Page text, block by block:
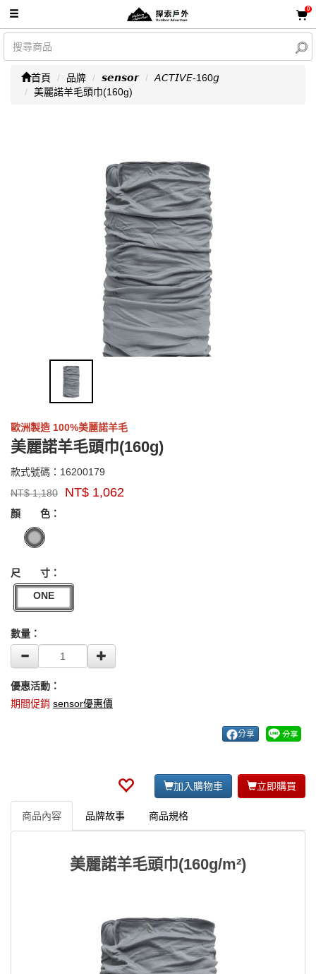
0
首頁 品牌 𝙨𝙚𝙣𝙨𝙤𝙧
𝘈𝘊𝘛𝘐𝘝𝘌-160𝘨
美麗諾羊毛頭巾(160g)
歐洲製造 100%美麗諾羊毛
美麗諾羊毛頭巾(160g)
款式號碼： 16200179
牌：
sensor
NT$1,180 NT$ 1,062
GOODS000000000000003695104
顏 色：
尺 寸：
ONE
數量：
優惠活動：
期間促銷 sensor優惠價
分享
加入購物車 立即購買
商品內容 品牌故事 商品規格
美麗諾羊毛頭巾(160g/m²)